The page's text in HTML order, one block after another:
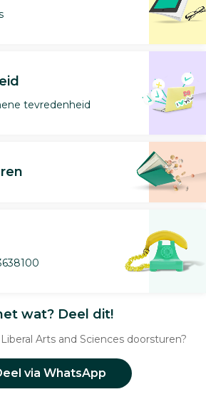
tevredenheid
wat? Deel dit!
Arts and Sciences doorsturen?
via WhatsApp